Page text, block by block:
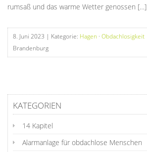
rumsaß und das warme Wetter genossen […]
8. Juni 2023 | Kategorie: Hagen · Obdachlosigkeit
Brandenburg
KATEGORIEN
14 Kapitel
Alarmanlage für obdachlose Menschen